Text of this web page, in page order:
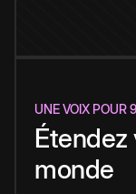
UNE VOIX POUR
Étendez
monde